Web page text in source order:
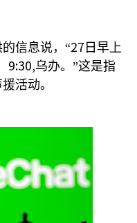
信息说，“27 日早上
9:30,乌办。”这是指
活动。